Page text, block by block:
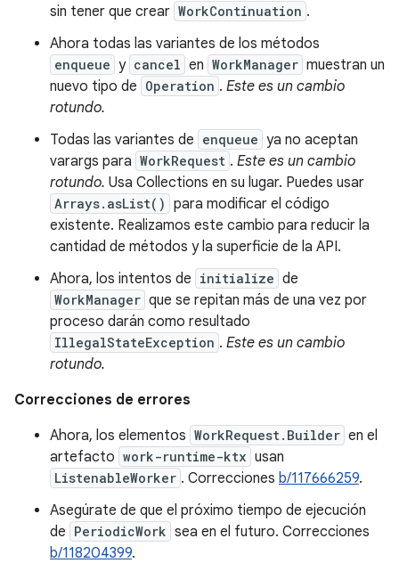
sin tener que crear WorkContinuation .
Ahora todas las variantes de los métodos
enqueue y cancel en WorkManager muestran un
nuevo tipo de Operation . Este es un cambio
rotundo.
Todas las variantes de enqueue ya no aceptan
varargs para WorkRequest . Este es un cambio
rotundo. Usa Collections en su lugar. Puedes usar
Arrays.asList() para modificar el código
existente. Realizamos este cambio para reducir la
cantidad de métodos y la superficie de la API.
Ahora, los intentos de initialize de
WorkManager que se repitan más de una vez por
proceso darán como resultado
IllegalStateException . Este es un cambio
rotundo.
Correcciones de errores
Ahora, los elementos WorkRequest.Builder en el
artefacto work-runtime-ktx usan
ListenableWorker . Correcciones b/117666259.
Asegúrate de que el próximo tiempo de ejecución
de PeriodicWork sea en el futuro. Correcciones
b/118204399.